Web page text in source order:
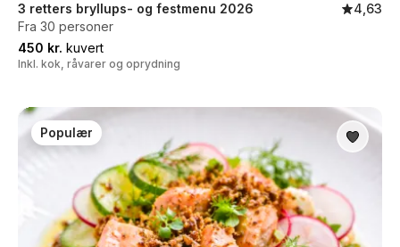
3 retters bryllups- og festmenu 2026
4,63
Fra 30 personer
450 kr. kuvert
Inkl. kok, råvarer og oprydning
Populær